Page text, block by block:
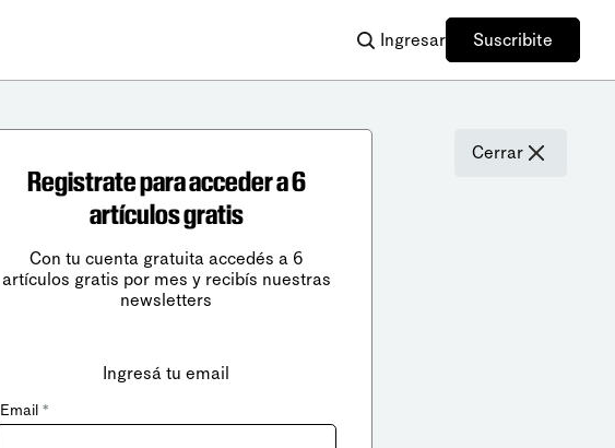
Ingresar Suscribite
Cerrar
Registrate para acceder a 6
artículos gratis
Con tu cuenta gratuita accedés a 6
artículos gratis por mes y recibís nuestras
newsletters
Ingresá tu email
Email *